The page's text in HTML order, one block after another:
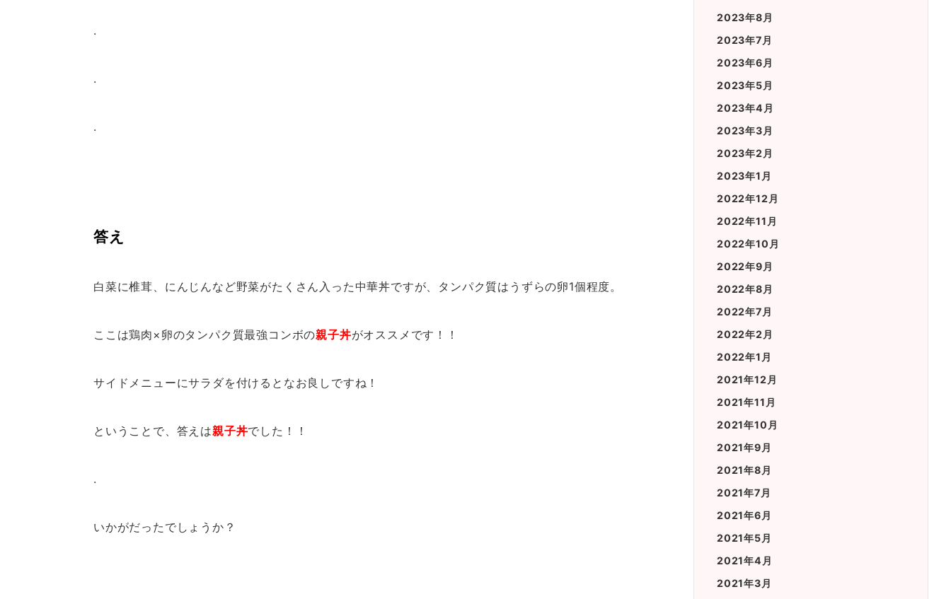
.
.
.
答え
白菜に椎茸、にんじんなど野菜がたくさん入った中華丼ですが、タンパク質はうずらの卵1個程度。
ここは鶏肉×卵のタンパク質最強コンボの親子丼がオススメです！！
サイドメニューにサラダを付けるとなお良しですね！
ということで、答えは親子丼でした！！
.
いかがだったでしょうか？
2023年8月
2023年7月
2023年6月
2023年5月
2023年4月
2023年3月
2023年2月
2023年1月
2022年12月
2022年11月
2022年10月
2022年9月
2022年8月
2022年7月
2022年2月
2022年1月
2021年12月
2021年11月
2021年10月
2021年9月
2021年8月
2021年7月
2021年6月
2021年5月
2021年4月
2021年3月